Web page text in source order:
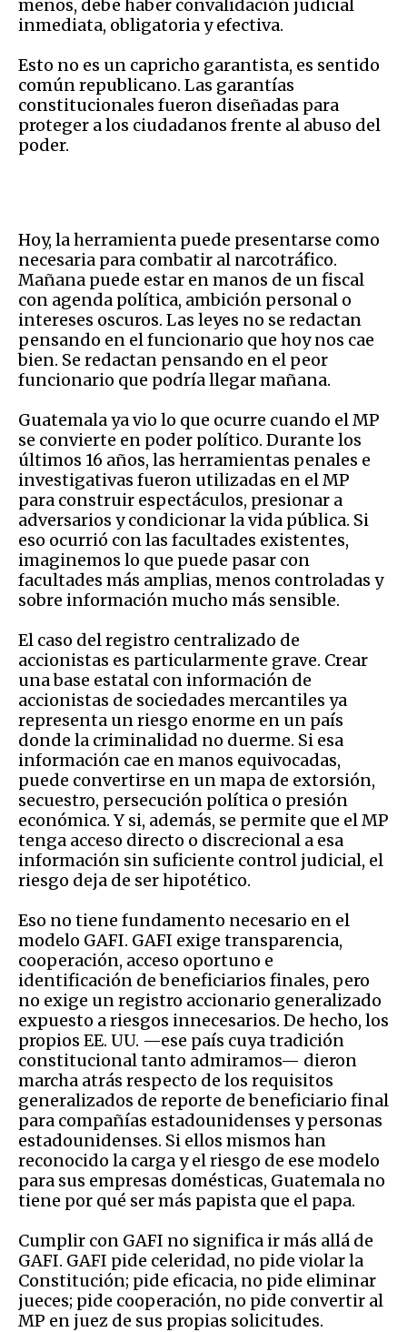
menos, debe haber convalidación judicial
inmediata, obligatoria y efectiva.
Esto no es un capricho garantista, es sentido
común republicano. Las garantías
constitucionales fueron diseñadas para
proteger a los ciudadanos frente al abuso del
poder.
Hoy, la herramienta puede presentarse como
necesaria para combatir al narcotráfico.
Mañana puede estar en manos de un fiscal
con agenda política, ambición personal o
intereses oscuros. Las leyes no se redactan
pensando en el funcionario que hoy nos cae
bien. Se redactan pensando en el peor
funcionario que podría llegar mañana.
Guatemala ya vio lo que ocurre cuando el MP
se convierte en poder político. Durante los
últimos 16 años, las herramientas penales e
investigativas fueron utilizadas en el MP
para construir espectáculos, presionar a
adversarios y condicionar la vida pública. Si
eso ocurrió con las facultades existentes,
imaginemos lo que puede pasar con
facultades más amplias, menos controladas y
sobre información mucho más sensible.
El caso del registro centralizado de
accionistas es particularmente grave. Crear
una base estatal con información de
accionistas de sociedades mercantiles ya
representa un riesgo enorme en un país
donde la criminalidad no duerme. Si esa
información cae en manos equivocadas,
puede convertirse en un mapa de extorsión,
secuestro, persecución política o presión
económica. Y si, además, se permite que el MP
tenga acceso directo o discrecional a esa
información sin suficiente control judicial, el
riesgo deja de ser hipotético.
Eso no tiene fundamento necesario en el
modelo GAFI. GAFI exige transparencia,
cooperación, acceso oportuno e
identificación de beneficiarios finales, pero
no exige un registro accionario generalizado
expuesto a riesgos innecesarios. De hecho, los
propios EE. UU. —ese país cuya tradición
constitucional tanto admiramos— dieron
marcha atrás respecto de los requisitos
generalizados de reporte de beneficiario final
para compañías estadounidenses y personas
estadounidenses. Si ellos mismos han
reconocido la carga y el riesgo de ese modelo
para sus empresas domésticas, Guatemala no
tiene por qué ser más papista que el papa.
Cumplir con GAFI no significa ir más allá de
GAFI. GAFI pide celeridad, no pide violar la
Constitución; pide eficacia, no pide eliminar
jueces; pide cooperación, no pide convertir al
MP en juez de sus propias solicitudes.